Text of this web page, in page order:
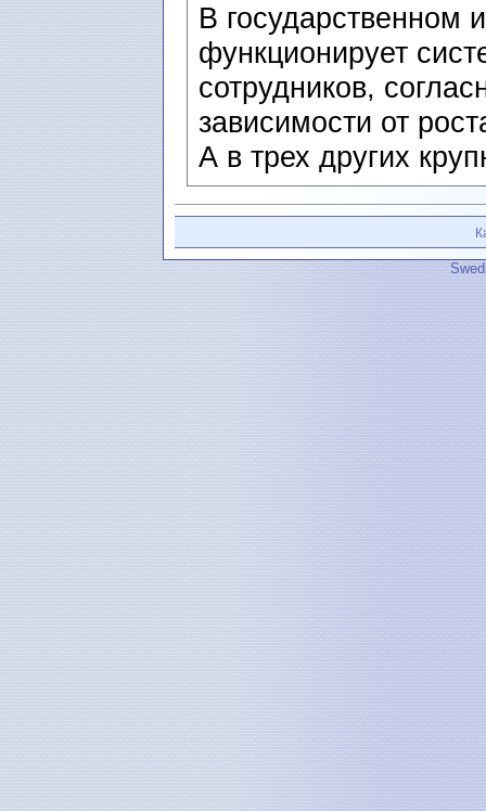
В государственном
функционирует
сотрудников,
зависимости от
А в трех других